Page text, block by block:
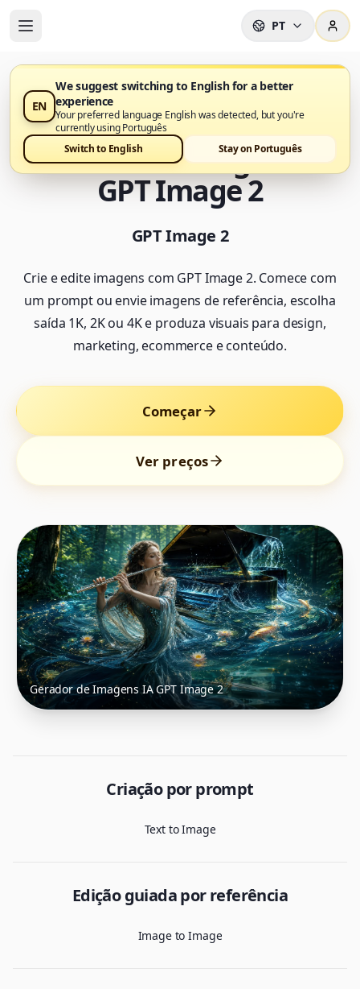
PT
EN
We suggest switching to English for a better
experience
Your preferred language English was detected, but you're
currently using Português
Switch to English
Stay on Português
GPT Image 2 já está disponível no Nano Banana Pro
Gerador de Imagens IA
GPT Image 2
GPT Image 2
Crie e edite imagens com GPT Image 2. Comece com
um prompt ou envie imagens de referência, escolha
saída 1K, 2K ou 4K e produza visuais para design,
marketing, ecommerce e conteúdo.
Começar
Ver preços
Gerador de Imagens IA GPT Image 2
Criação por prompt
Text to Image
Edição guiada por referência
Image to Image